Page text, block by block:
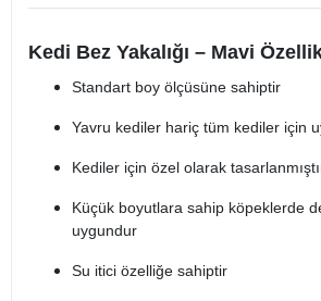
Kedi Bez Yakalığı – Mavi
Standart boy ölçüsüne sahiptir
Yavru kediler hariç tüm kediler için
Kediler için özel olarak
Küçük boyutlara sahip köpeklerde
uygundur
Su itici özelliğe sahiptir